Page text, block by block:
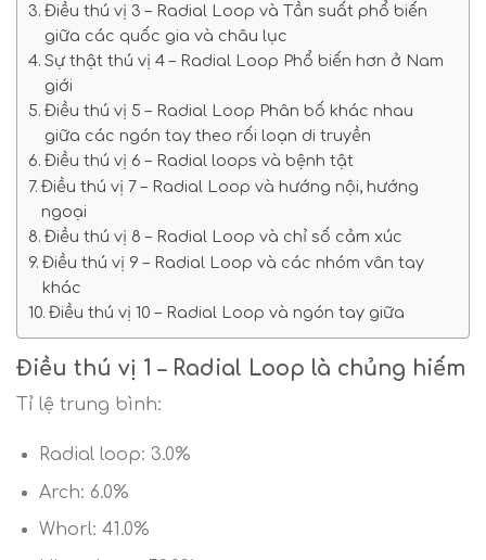
Điều thú vị 3 – Radial Loop và Tần suất phổ biến
giữa các quốc gia và châu lục
Sự thật thú vị 4 – Radial Loop Phổ biến hơn ở Nam
giới
Điều thú vị 5 – Radial Loop Phân bố khác nhau
giữa các ngón tay theo rối loạn di truyền
Điều thú vị 6 – Radial loops và bệnh tật
Điều thú vị 7 – Radial Loop và hướng nội, hướng
ngoại
Điều thú vị 8 – Radial Loop và chỉ số cảm xúc
Điều thú vị 9 – Radial Loop và các nhóm vân tay
khác
Điều thú vị 10 – Radial Loop và ngón tay giữa
Điều thú vị 1 – Radial Loop là chủng hiếm
Tỉ lệ trung bình:
Radial loop: 3.0%
Arch: 6.0%
Whorl: 41.0%